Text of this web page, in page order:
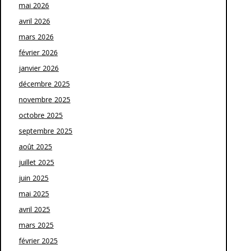
mai 2026
avril 2026
mars 2026
février 2026
janvier 2026
décembre 2025
novembre 2025
octobre 2025
septembre 2025
août 2025
juillet 2025
juin 2025
mai 2025
avril 2025
mars 2025
février 2025